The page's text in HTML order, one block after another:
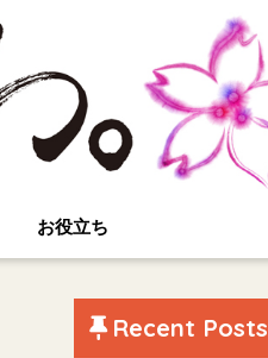
お役立ち
Recent Posts